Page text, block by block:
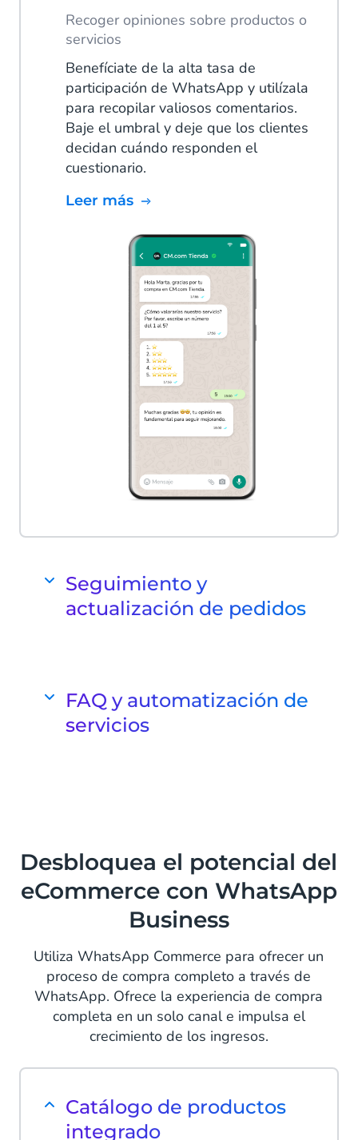
Recoger opiniones sobre productos o
servicios
Benefíciate de la alta tasa de
participación de WhatsApp y utilízala
para recopilar valiosos comentarios.
Baje el umbral y deje que los clientes
decidan cuándo responden el
cuestionario.
Leer más
Seguimiento y
actualización de pedidos
Comparte información clave,
actualizaciones de estado y
confirmaciones de entrega a través de
FAQ y automatización de
servicios
WhatsApp. Aligera la carga de
trabajo de tu equipo de atención al
Desbloquea el potencial del
eCommerce con WhatsApp
Business
Utiliza WhatsApp Commerce para ofrecer un
proceso de compra completo a través de
WhatsApp. Ofrece la experiencia de compra
completa en un solo canal e impulsa el
crecimiento de los ingresos.
Catálogo de productos
integrado